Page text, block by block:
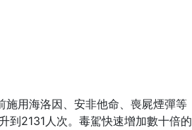
用海洛因、安非他命、喪屍煙彈等
到2131人次。毒駕快速增加數十倍的